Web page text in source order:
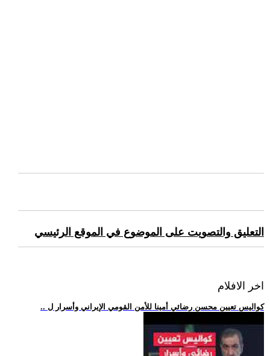
التعليق والتصويت على الموضوع في الموقع الرئيسي
اخر الافلام
.. كواليس تعيين محسن رضائي أمينا للأمن القومي الإيراني وأسرار ل